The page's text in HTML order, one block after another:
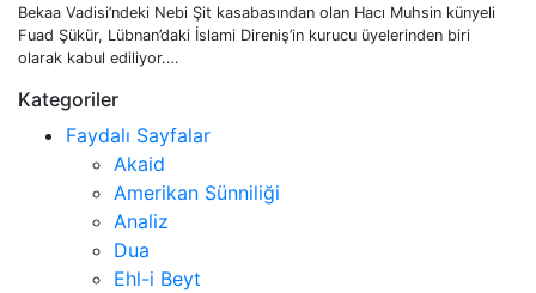
Bekaa Vadisi’ndeki Nebi Şit kasabasından olan Hacı Muhsin künyeli
Fuad Şükür, Lübnan’daki İslami Direniş’in kurucu üyelerinden biri
olarak kabul ediliyor.…
Kategoriler
Faydalı Sayfalar
Akaid
Amerikan Sünniliği
Analiz
Dua
Ehl-i Beyt